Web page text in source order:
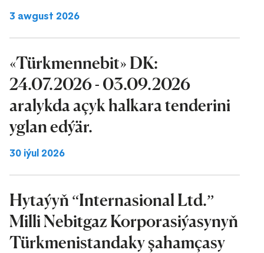
3 awgust 2026
«Türkmennebit» DK:
24.07.2026 - 03.09.2026
aralykda açyk halkara tenderini
yglan edýär.
30 iýul 2026
Hytaýyň “Internasional Ltd.”
Milli Nebitgaz Korporasiýasynyň
Türkmenistandaky şahamçasy